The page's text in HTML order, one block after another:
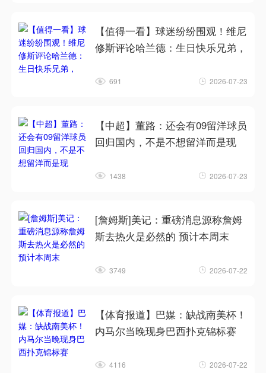
【值得一看】球迷纷纷围观！维尼
修斯评论哈兰德：生日快乐兄弟，
691 2026-07-23
【中超】董路：还会有09留洋球员
回归国内，不是不想留洋而是现
1438 2026-07-23
[詹姆斯]美记：重磅消息源称詹姆
斯去热火是必然的 预计本周末
3749 2026-07-22
【体育报道】巴媒：缺战南美杯！
内马尔当晚现身巴西扑克锦标赛
4116 2026-07-22